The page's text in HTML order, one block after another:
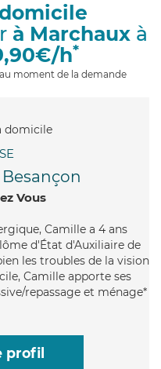
i
à Marchaux à
h*
moment de la demande
Besançon
Vous
Camille a 4 ans
d'État d'Auxiliaire de
les troubles de la vision
Camille apporte ses
repassage et ménage*
profil